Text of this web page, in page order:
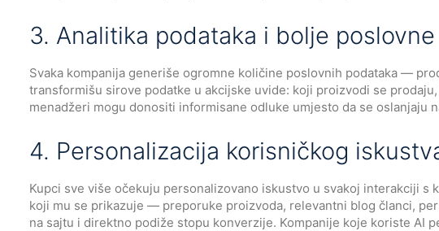
3. Analitika podataka i bolje
Svaka kompanija generiše ogromne količine poslovnih podataka —
transformišu sirove podatke u akcijske uvide: koji proizvodi se
menadžeri mogu donositi informisane odluke umjesto da se oslanjaju
4. Personalizacija korisničkog
Kupci sve više očekuju personalizovano iskustvo u svakoj interakciji
koji mu se prikazuje — preporuke proizvoda, relevantni blog članci,
na sajtu i direktno podiže stopu konverzije. Kompanije koje koriste